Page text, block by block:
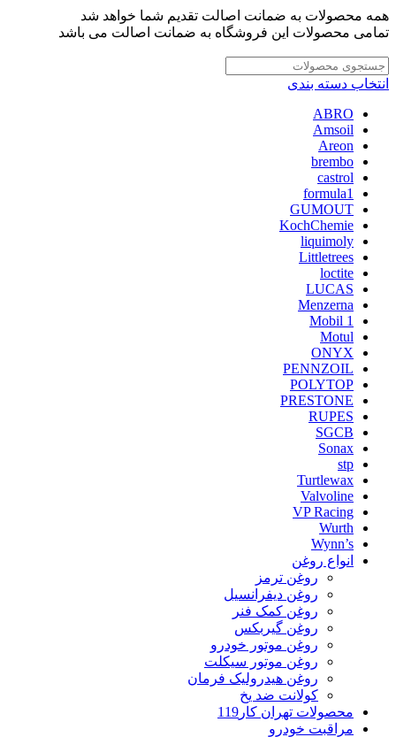
همه محصولات به ضمانت اصالت تقدیم شما خواهد شد
تمامی محصولات این فروشگاه به ضمانت اصالت می باشد
انتخاب دسته بندی
ABRO
Amsoil
Areon
brembo
castrol
formula1
GUMOUT
KochChemie
liquimoly
Littletrees
loctite
LUCAS
Menzerna
Mobil 1
Motul
ONYX
PENNZOIL
POLYTOP
PRESTONE
RUPES
SGCB
Sonax
stp
Turtlewax
Valvoline
VP Racing
Wurth
Wynn’s
انواع روغن
روغن ترمز
روغن دیفرانسیل
روغن کمک فنر
روغن گیربکس
روغن موتور خودرو
روغن موتور سیکلت
روغن هیدرولیک فرمان
کولانت ضد یخ
محصولات تهران کار119
مراقبت خودرو